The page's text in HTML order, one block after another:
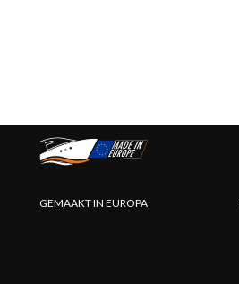
GEMAAKT IN EUROPA